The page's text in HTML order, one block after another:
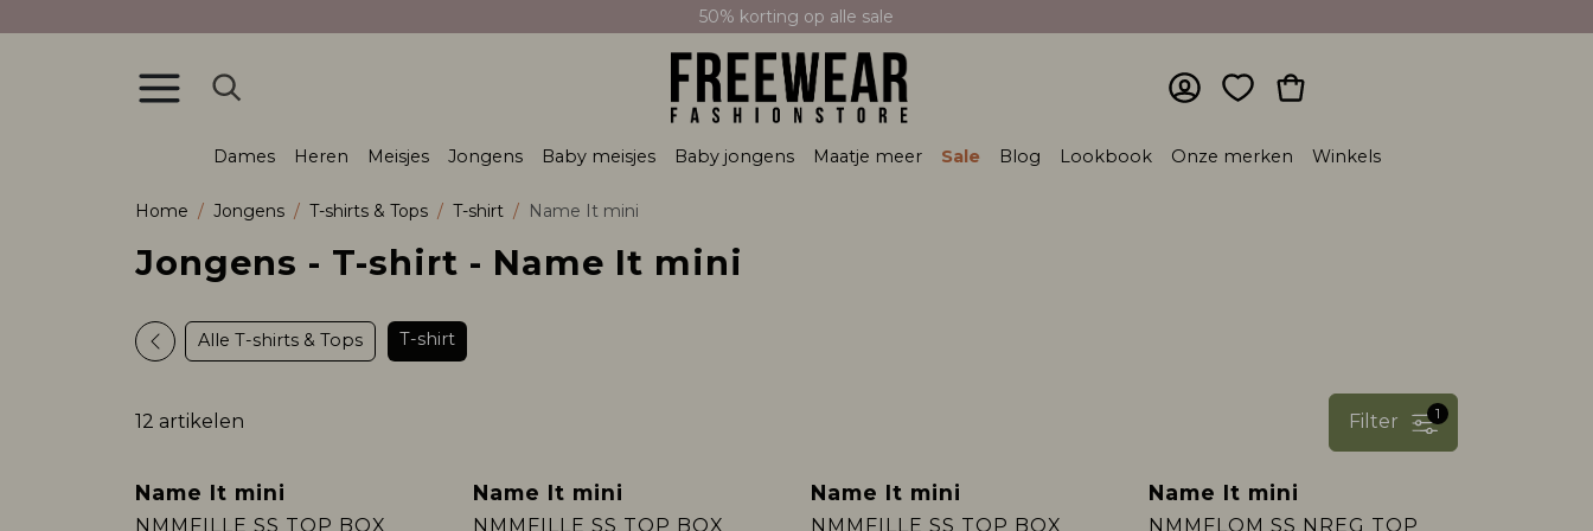
50% korting op alle sale
Dames Heren Meisjes Jongens Baby meisjes Baby jongens Maatje meer Sale Blog Lookbook Onze merken Winkels
Home Jongens T-shirts & Tops T-shirt Name It mini
Jongens - T-shirt - Name It mini
Alle T-shirts & Tops T-shirt
12 artikelen 1
Filter
Sale
Name It mini
NMMFILLE SS TOP BOX
Sale
Name It mini
NMMFILLE SS TOP BOX
Sale
Name It mini
NMMFILLE SS TOP BOX
Sale
Name It mini
NMMFLOM SS NREG TOP